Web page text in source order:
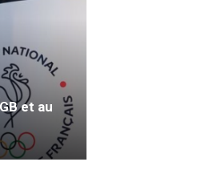
et au